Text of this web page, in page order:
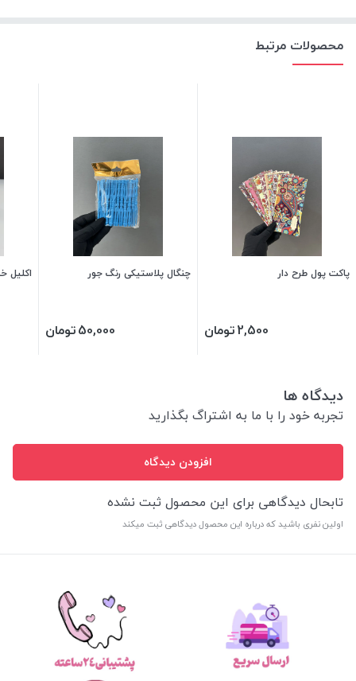
محصولات مرتبط
پاکت پول طرح دار
2,500تومان
چنگال پلاستیکی رنگ جور
50,000تومان
اکلیل
دیدگاه ها
تجربه خود را با ما به اشتراگ بگذارید
افزودن دیدگاه
تابحال دیدگاهی برای این محصول ثبت نشده
اولین نفری باشید که درباره این محصول دیدگاهی ثبت میکند